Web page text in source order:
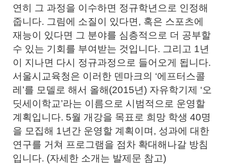
연히 그 과정을 이수하면 정규학년으로 인정해
줍니다. 그림에 소질이 있다면, 혹은 스포츠에
재능이 있다면 그 분야를 심층적으로 더 공부할
수 있는 기회를 부여받는 것입니다. 그리고 1년
이 지나면 다시 정규과정으로 들어오게 됩니다.
서울시교육청은 이러한 덴마크의 ‘에프터스콜
레’를 모델로 해서 올해(2015년) 자유학기제 ‘오
딧세이학교’라는 이름으로 시범적으로 운영할
계획입니다. 5월 개강을 목표로 희망 학생 40명
을 모집해 1년간 운영할 계획이며, 성과에 대한
연구를 거쳐 프로그램을 점차 확대해나갈 방침
입니다. (자세한 소개는 발제문 참고)